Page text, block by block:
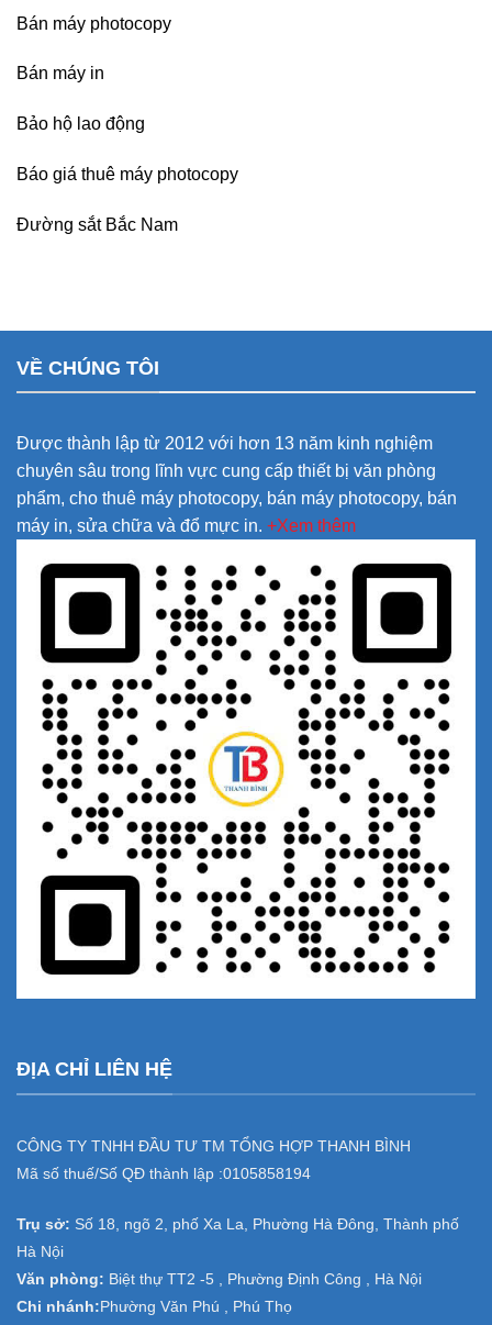
Bán máy photocopy
Bán máy in
Bảo hộ lao động
Báo giá thuê máy photocopy
Đường sắt Bắc Nam
VỀ CHÚNG TÔI
Được thành lập từ 2012 với hơn 13 năm kinh nghiệm
chuyên sâu trong lĩnh vực cung cấp thiết bị văn phòng
phẩm, cho thuê máy photocopy, bán máy photocopy, bán
máy in, sửa chữa và đổ mực in. +Xem thêm
ĐỊA CHỈ LIÊN HỆ
CÔNG TY TNHH ĐẦU TƯ TM TỔNG HỢP THANH BÌNH
Mã số thuế/Số QĐ thành lập :0105858194
Trụ sở: Số 18, ngõ 2, phố Xa La, Phường Hà Đông, Thành phố
Hà Nội
Văn phòng: Biệt thự TT2 -5 , Phường Định Công , Hà Nội
Chi nhánh:Phường Văn Phú , Phú Thọ